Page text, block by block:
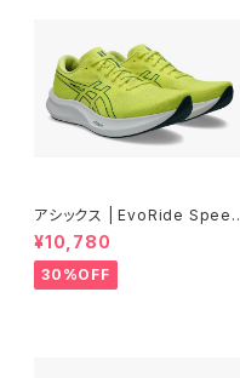
アシックス | EvoRide Speed
3 WIDE | CITRON/JASPER
GREEN | Men
¥10,780
30%OFF